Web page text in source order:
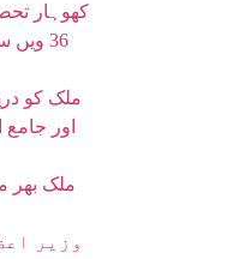
کھوہار
36
ملک کو
اور
ملک بھر
وزیر